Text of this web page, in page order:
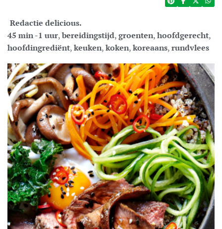
Redactie delicious.
45 min -1 uur,bereidingstijd,groenten,hoofdgerecht,
hoofdingrediënt,keuken,koken,koreaans,rundvlees